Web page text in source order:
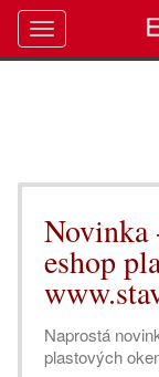
Novinka
eshop
Naprostá
plastových
Toggle
navigation